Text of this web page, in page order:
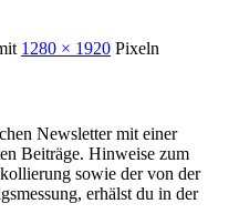
1280 × 1920 Pixeln
Newsletter mit einer
Beiträge. Hinweise zum
sowie der von der
erhälst du in der